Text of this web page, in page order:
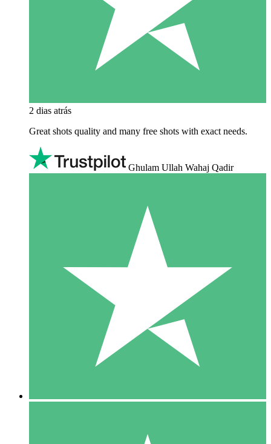
2 dias atrás
Great shots quality and many free shots with exact needs.
Ghulam Ullah Wahaj Qadir